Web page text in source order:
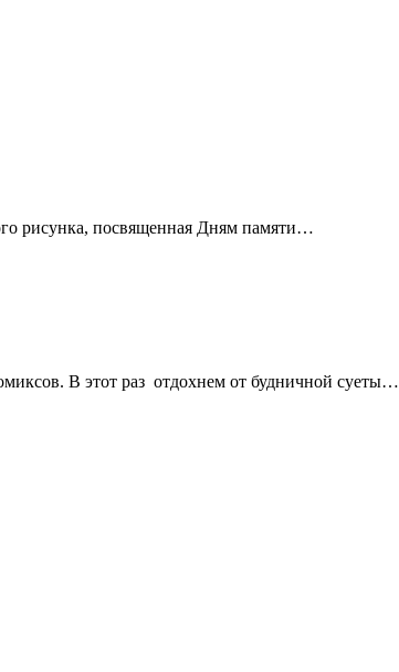
рисунка, посвященная Дням памяти…
В этот раз отдохнем от будничной суеты…